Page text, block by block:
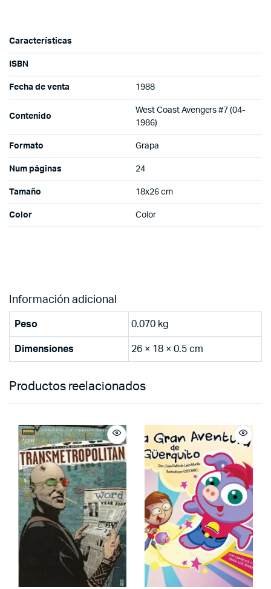
Características
ISBN
Fecha de venta 1988
Contenido
West Coast Avengers #7 (04-
1986)
Formato Grapa
Num páginas 24
Tamaño 18x26 cm
Color Color
Información adicional
Peso 0.070 kg
Dimensiones 26 × 18 × 0.5 cm
Productos reelacionados